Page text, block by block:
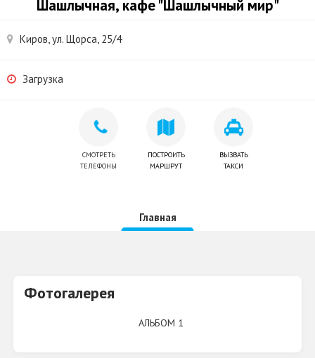
Шашлычная, кафе "Шашлычный мир"
Киров, ул. Щорса, 25/4
Загрузка
СМОТРЕТЬ
ТЕЛЕФОНЫ
ПОСТРОИТЬ
МАРШРУТ
ВЫЗВАТЬ
ТАКСИ
Главная
Фотогалерея
АЛЬБОМ 1